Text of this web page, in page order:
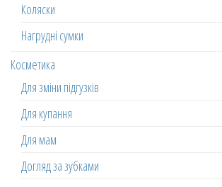
Коляски
Нагрудні сумки
Косметика
Для зміни підгузків
Для купання
Для мам
Догляд за зубками